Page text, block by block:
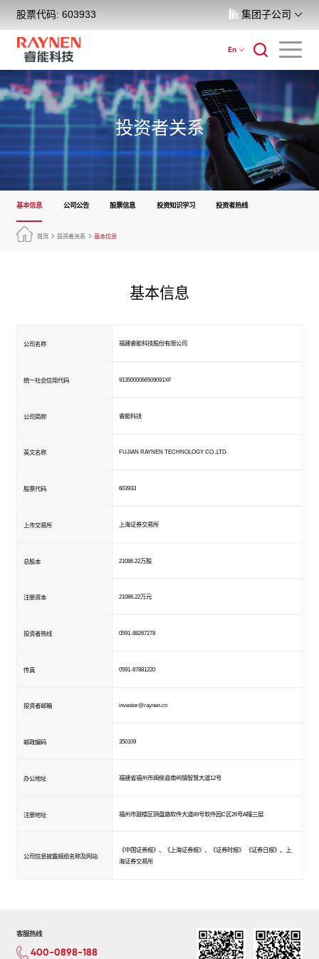
股票代码: 603933 集团子公司
En
投资者关系
基本信息 公司公告 股票信息 投资知识学习 投资者热线
首页 投资者关系 基本信息
基本信息
公司名称 福建睿能科技股份有限公司
统一社会信用代码 9135000066509091XF
公司简称 睿能科技
英文名称 FUJIAN RAYNEN TECHNOLOGY CO.,LTD.
股票代码 603933
上市交易所 上海证券交易所
总股本 21086.22万股
注册资本 21086.22万元
投资者热线 0591-88267278
传真 0591-87881220
投资者邮箱 investor@raynen.cn
邮政编码 350109
办公地址 福建省福州市闽侯县南屿镇智慧大道12号
注册地址 福州市鼓楼区铜盘路软件大道89号软件园C区26号A幢三层
公司信息披露报纸名称及网站
《中国证券报》、《上海证券报》、《证券时报》 《证券日报》、上
海证券交易所
客服热线
400-0898-188